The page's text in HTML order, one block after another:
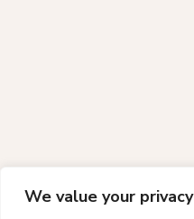
We value your privacy